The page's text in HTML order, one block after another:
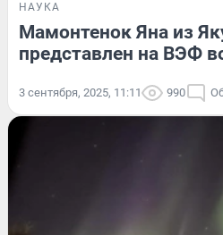
НАУКА
Мамонтенок Яна из
представлен на ВЭФ
3 сентября, 2025, 11:11 990